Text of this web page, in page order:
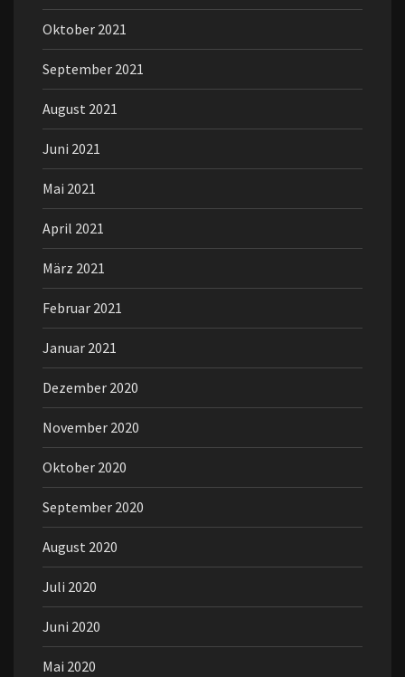
Oktober 2021
September 2021
August 2021
Juni 2021
Mai 2021
April 2021
März 2021
Februar 2021
Januar 2021
Dezember 2020
November 2020
Oktober 2020
September 2020
August 2020
Juli 2020
Juni 2020
Mai 2020